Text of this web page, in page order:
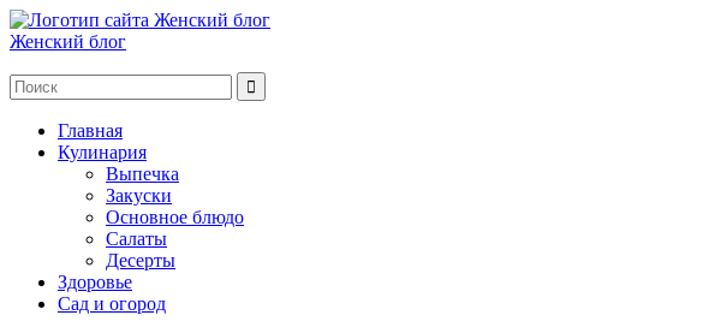
Женский блог
Главная
Кулинария
Выпечка
Закуски
Основное блюдо
Салаты
Десерты
Здоровье
Сад и огород